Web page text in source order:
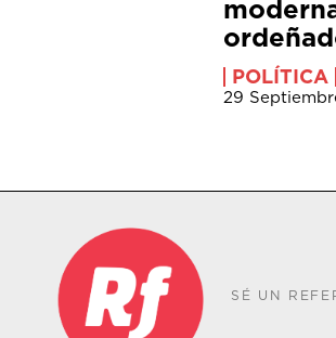
POLÍTICA
29
SÉ UN